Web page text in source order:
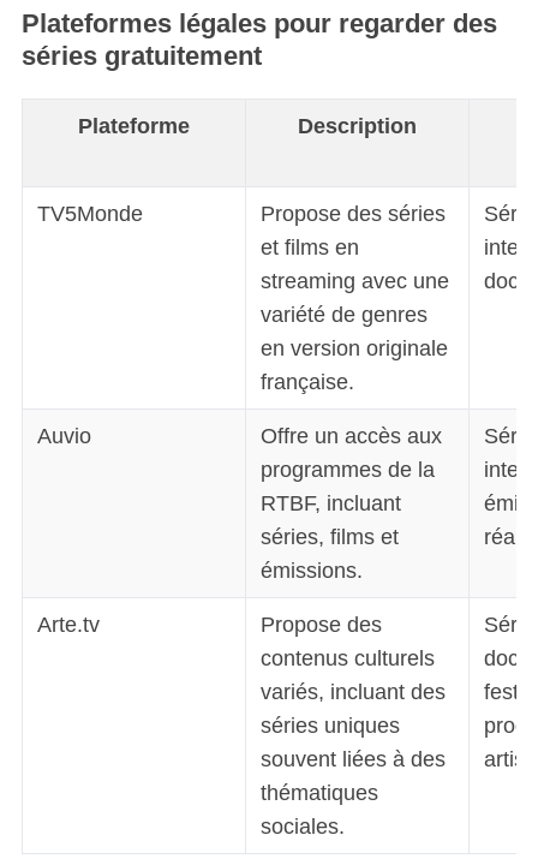
Plateformes légales pour regarder des
séries gratuitement
Plateforme Description
TV5Monde
Propose des séries
et films en
streaming avec une
variété de genres
en version originale
française.
Auvio
Offre un accès aux
programmes de la
RTBF, incluant
séries, films et
émissions.
Arte.tv
Propose des
contenus culturels
variés, incluant des
séries uniques
souvent liées à des
thématiques
sociales.